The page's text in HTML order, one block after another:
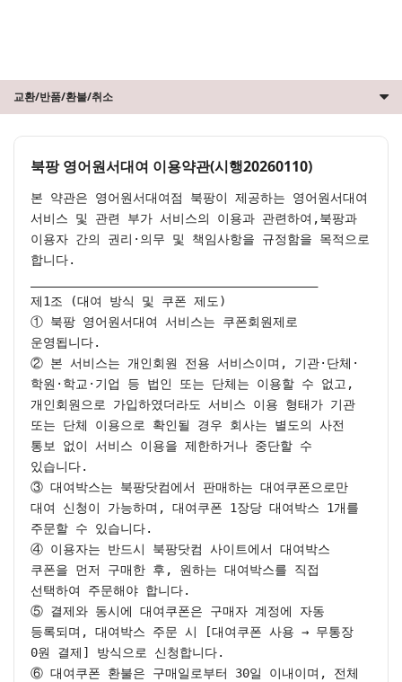
교환/반품/환불/취소
북팡 영어원서대여 이용약관(시행20260110)
본 약관은 영어원서대여점 북팡이 제공하는 영어원서대여
서비스 및 관련 부가 서비스의 이용과 관련하여,북팡과
이용자 간의 권리·의무 및 책임사항을 규정함을 목적으로
합니다.
제1조 (대여 방식 및 쿠폰 제도)
① 북팡 영어원서대여 서비스는 쿠폰회원제로
운영됩니다.
② 본 서비스는 개인회원 전용 서비스이며, 기관·단체·
학원·학교·기업 등 법인 또는 단체는 이용할 수 없고,
개인회원으로 가입하였더라도 서비스 이용 형태가 기관
또는 단체 이용으로 확인될 경우 회사는 별도의 사전
통보 없이 서비스 이용을 제한하거나 중단할 수
있습니다.
③ 대여박스는 북팡닷컴에서 판매하는 대여쿠폰으로만
대여 신청이 가능하며, 대여쿠폰 1장당 대여박스 1개를
주문할 수 있습니다.
④ 이용자는 반드시 북팡닷컴 사이트에서 대여박스
쿠폰을 먼저 구매한 후, 원하는 대여박스를 직접
선택하여 주문해야 합니다.
⑤ 결제와 동시에 대여쿠폰은 구매자 계정에 자동
등록되며, 대여박스 주문 시 [대여쿠폰 사용 → 무통장
0원 결제] 방식으로 신청합니다.
⑥ 대여쿠폰 환불은 구매일로부터 30일 이내이며, 전체